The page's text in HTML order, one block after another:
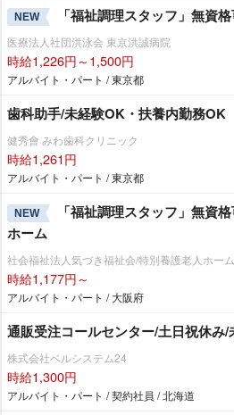
NEW 「福祉調理スタッフ」無資
医療法人社団洪泳会 東京洪誠病院
時給1,226円～1,500円
アルバイト・パート / 東京都
歯科助手/未経験OK・扶養内勤務OK
健秀會 みわ歯科クリニック
時給1,261円
アルバイト・パート / 東京都
NEW
「福祉調理スタッフ」無資
ホーム
社会福祉法人気づき福祉会/特別養護老人ホー
時給1,177円～
アルバイト・パート / 大阪府
通販受注コールセンター/土日祝休み
株式会社ベルシステム24
時給1,300円
アルバイト・パート / 契約社員 / 北海道